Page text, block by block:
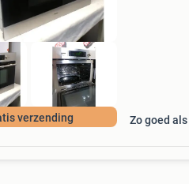
verzending Zo goed